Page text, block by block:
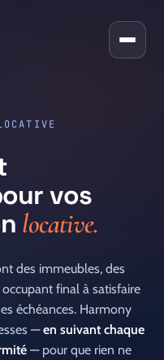
vos
locative.
des immeubles, des
final à satisfaire
échéances. Harmony
—en suivant chaque
— pour que rien ne